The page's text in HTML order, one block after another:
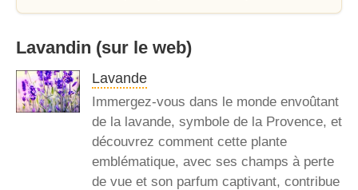
Lavandin (sur le web)
Lavande
Immergez-vous dans le monde envoûtant
de la lavande, symbole de la Provence, et
découvrez comment cette plante
emblématique, avec ses champs à perte
de vue et son parfum captivant, contribue